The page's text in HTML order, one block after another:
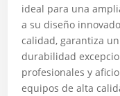
ideal para una
a su diseño
calidad, garantiza
durabilidad
profesionales y
equipos de alta